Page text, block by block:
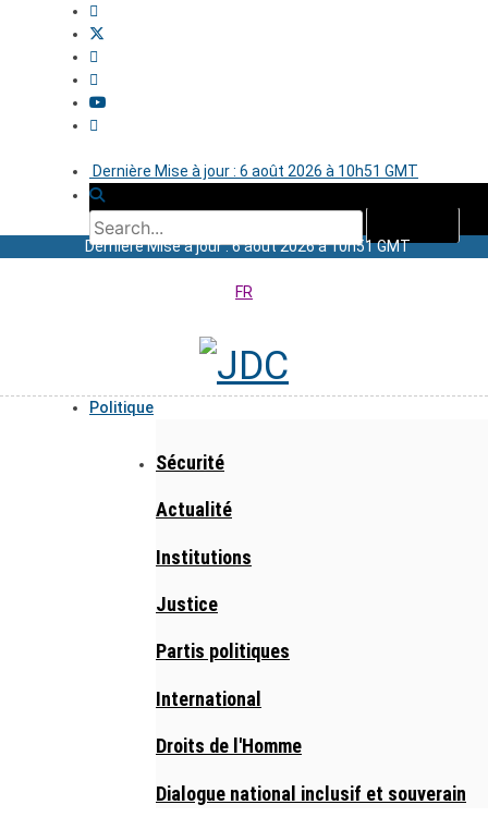
Dernière Mise à jour : 6 août 2026 à 10h51 GMT
Dernière Mise à jour : 6 août 2026 à 10h51 GMT
FR
Politique
Sécurité
Actualité
Institutions
Justice
Partis politiques
International
Droits de l'Homme
Dialogue national inclusif et souverain